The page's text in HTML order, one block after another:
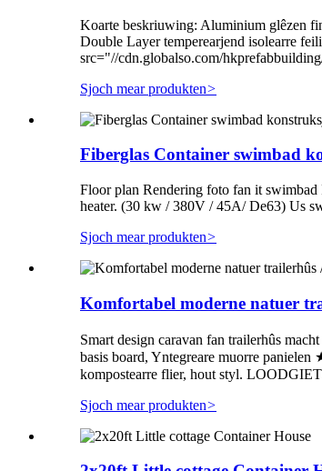
Koarte beskriuwing: Aluminium glêzen
Double Layer temperearjend isolearre
src="//cdn.globalso.com/
Sjoch mear produkten>
Fiberglas Container swimbad
Floor plan Rendering foto fan it
heater. (30 kw / 380V / 45A/ De63) Us
Sjoch mear produkten>
Komfortabel moderne natuer
Smart design caravan fan trailerhûs
basis board, Yntegreare muorre
kompostearre flier, hout styl.
Sjoch mear produkten>